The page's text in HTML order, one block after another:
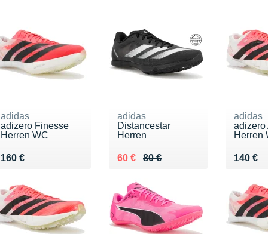
adidas
adizero Finesse
Herren WC
160 €
Vendu 160 €
adidas
Distancestar
Herren
80 €
Au lieu de 80 €
60 €
Vendu 60 €
adidas
adizero
Herren
140 €
Vendu